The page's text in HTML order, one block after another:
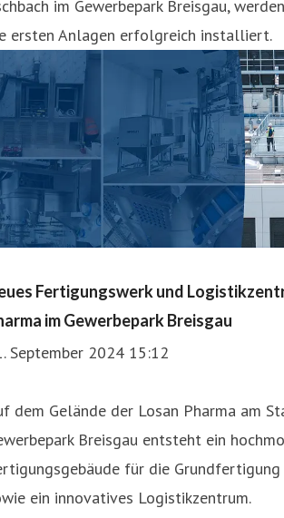
im Gewerbepark Breisgau,
ersten Anlagen erfolgreich installiert.
Fertigungswerk und
im Gewerbepark Breisgau
September 2024 15:12
dem Gelände der Losan Pharma am
Breisgau entsteht ein
für die
ein innovatives Logistikzentrum.